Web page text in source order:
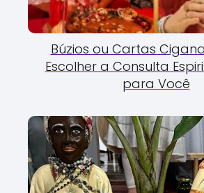
Búzios ou Cartas
Escolher a Consulta
para Você